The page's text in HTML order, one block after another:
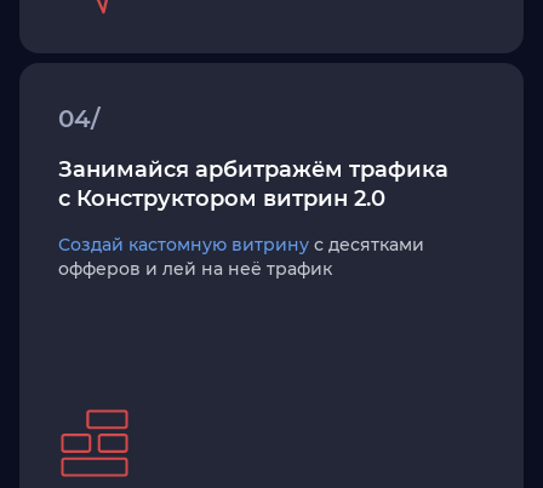
04/
Занимайся арбитражём трафика
с Конструктором витрин 2.0
Создай кастомную витрину с десятками
офферов и лей на неё трафик